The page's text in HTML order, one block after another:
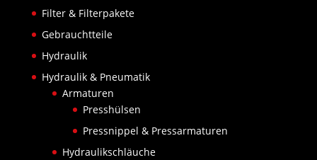
Filter & Filterpakete
Gebrauchtteile
Hydraulik
Hydraulik & Pneumatik
Armaturen
Presshülsen
Pressnippel & Pressarmaturen
Hydraulikschläuche